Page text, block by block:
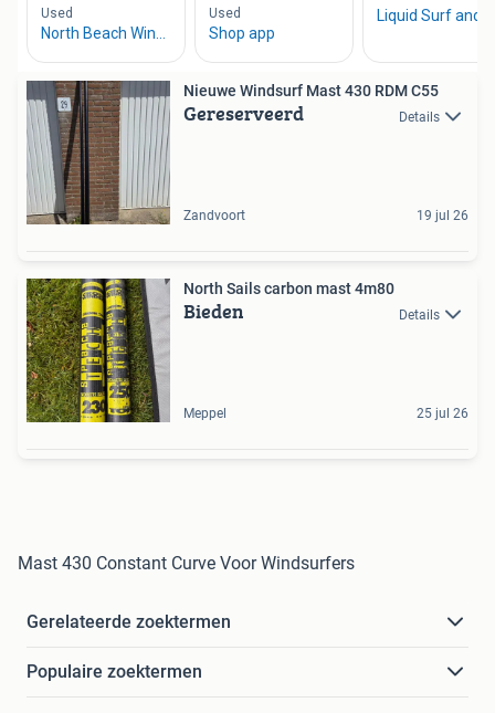
Nieuwe Windsurf Mast 430 RDM C55
Gereserveerd Details
Zandvoort 19 jul 26
North Sails carbon mast 4m80
Bieden Details
Meppel 25 jul 26
Mast 430 Constant Curve Voor Windsurfers
Gerelateerde zoektermen
Populaire zoektermen